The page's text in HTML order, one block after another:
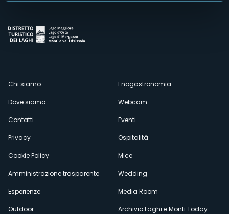
Menù
secondario
Chi siamo
Dove siamo
Contatti
Privacy
Cookie Policy
Amministrazione trasparente
Esperienze
Outdoor
Enogastronomia
Webcam
Eventi
Ospitalità
Mice
Wedding
Media Room
Archivio Laghi e Monti Today